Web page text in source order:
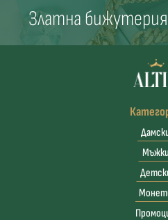
Златна бижутерия
Мъжки